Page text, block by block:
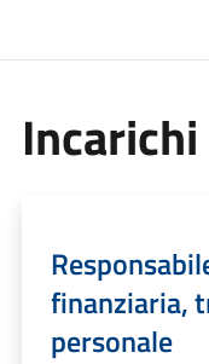
Incarichi
finanziaria,
personale